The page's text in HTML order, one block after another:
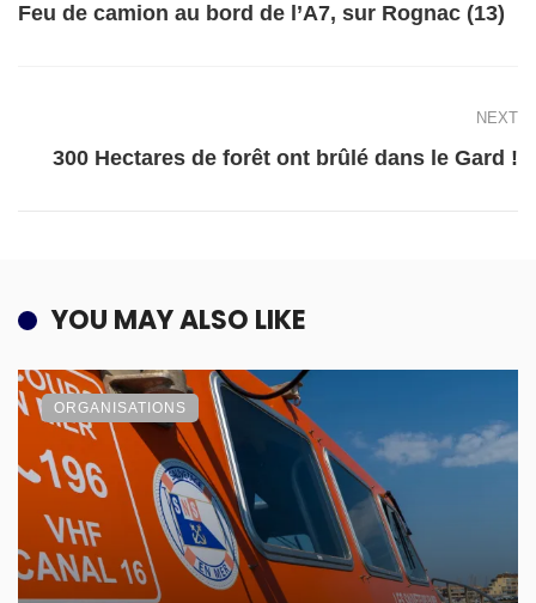
Feu de camion au bord de l’A7, sur Rognac (13)
NEXT
300 Hectares de forêt ont brûlé dans le Gard !
YOU MAY ALSO LIKE
ORGANISATIONS